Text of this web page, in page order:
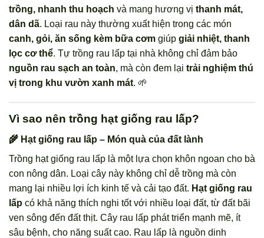
trồng, nhanh thu hoạch và mang hương vị thanh mát,
dân dã. Loại rau này thường xuất hiện trong các món
canh, gỏi, ăn sống kèm bữa cơm giúp giải nhiệt, thanh
lọc cơ thể. Tự trồng rau lấp tại nhà không chỉ đảm bảo
nguồn rau sạch an toàn, mà còn đem lại trải nghiệm thú
vị trong khu vườn xanh mát. 🌱
Vì sao nên trồng hạt giống rau lấp?
🌾 Hạt giống rau lấp – Món quà của đất lành
Trồng hạt giống rau lấp là một lựa chọn khôn ngoan cho bà
con nông dân. Loại cây này không chỉ dễ trồng mà còn
mang lại nhiều lợi ích kinh tế và cải tạo đất. Hạt giống rau
lấp có khả năng thích nghi tốt với nhiều loại đất, từ đất bãi
ven sông đến đất thịt. Cây rau lấp phát triển mạnh mẽ, ít
sâu bệnh, cho năng suất cao. Rau lấp là nguồn dinh